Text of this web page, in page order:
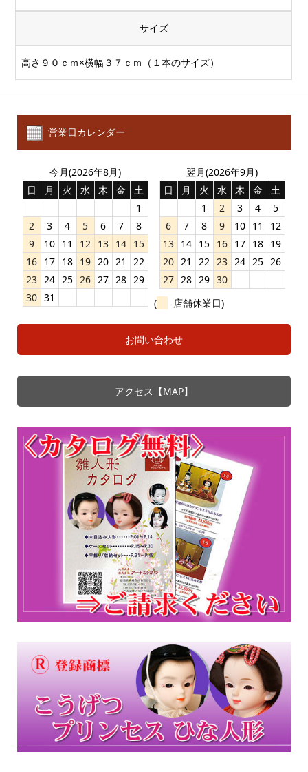
サイズ
高さ９０ｃｍ×横幅３７ｃｍ（１本のサイズ）
営業日カレンダー
今月(2026年8月)
日
月 火 水 木 金
土
1
2
3 4 5 6 7
8
9
10 11 12 13 14 15
16 17 18 19 20 21
22
23 24 25 26 27 28 29
30 31
翌月(2026年9月)
日
月 火 水 木 金
土
1
2 3 4
5
6
7 8 9 10 11
12
13 14 15 16 17 18 19
20 21 22 23 24 25 26
27 28 29 30
(
店舗休業日)
お問い合わせ
アクセス【MAP】